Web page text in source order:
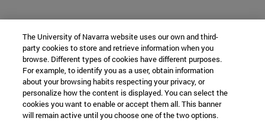
The University of Navarra website uses our own and third-
party cookies to store and retrieve information when you
browse. Different types of cookies have different purposes.
For example, to identify you as a user, obtain information
about your browsing habits respecting your privacy, or
personalize how the content is displayed. You can select the
cookies you want to enable or accept them all. This banner
will remain active until you choose one of the two options.